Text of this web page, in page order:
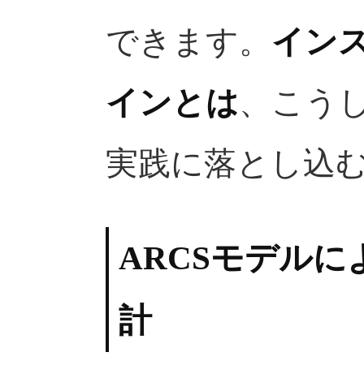
できます。 イン
インとは、こう
実践に落とし込
ARCSモデルに
計